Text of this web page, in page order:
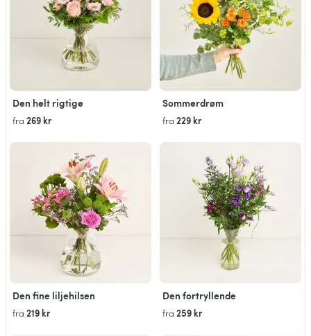
Den helt rigtige
fra 269 kr
Sommerdrøm
fra 229 kr
Den fine liljehilsen
fra 219 kr
Den fortryllende
fra 259 kr